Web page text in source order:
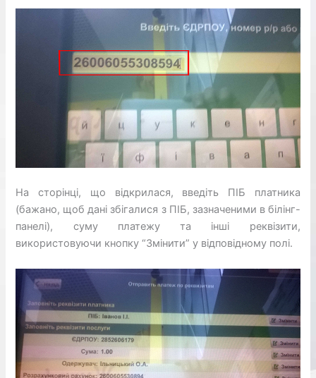
На сторінці, що відкрилася, введіть ПІБ платника
(бажано, щоб дані збігалися з ПІБ, зазначеними в білінг-
панелі), суму платежу та інші реквізити,
використовуючи кнопку “Змінити” у відповідному полі.